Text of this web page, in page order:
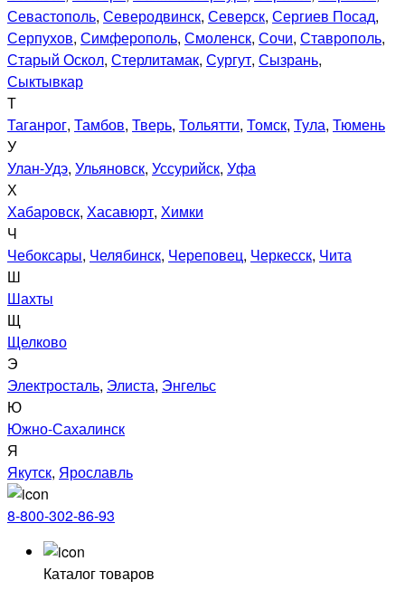
Севастополь, Северодвинск, Северск, Сергиев Посад,
Серпухов, Симферополь, Смоленск, Сочи, Ставрополь,
Старый Оскол, Стерлитамак, Сургут, Сызрань,
Сыктывкар
Т
Таганрог, Тамбов, Тверь, Тольятти, Томск, Тула, Тюмень
У
Улан-Удэ, Ульяновск, Уссурийск, Уфа
Х
Хабаровск, Хасавюрт, Химки
Ч
Чебоксары, Челябинск, Череповец, Черкесск, Чита
Ш
Шахты
Щ
Щелково
Э
Электросталь, Элиста, Энгельс
Ю
Южно-Сахалинск
Я
Якутск, Ярославль
8-800-302-86-93
Каталог товаров